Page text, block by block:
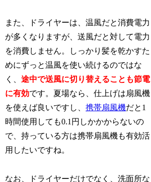
また、ドライヤーは、温風だと消費電力
が多くなりますが、送風だと対して電力
を消費しません。しっかり髪を乾かすた
めにずっと温風を使い続けるのではな
く、途中で送風に切り替えることも節電
に有効です。夏場なら、仕上げは扇風機
を使えば良いですし、携帯扇風機だと1
時間使用しても0.1円しかかからないの
で、持っている方は携帯扇風機も有効活
用したいですね。
なお、ドライヤーだけでなく、洗面所な